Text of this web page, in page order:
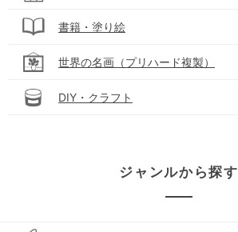
書籍・塗り絵
世界の名画（プリハード複製）
DIY・クラフト
ジャンルから探す